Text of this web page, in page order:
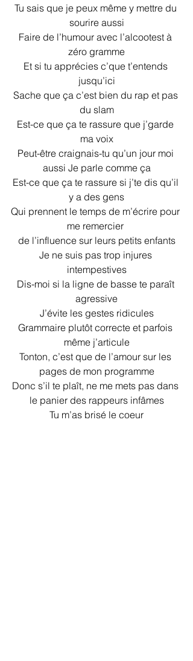
Tu sais que je peux même y mettre du
sourire aussi
Faire de l’humour avec l’alcootest à
zéro gramme
Et si tu apprécies c’que t’entends
jusqu’ici
Sache que ça c’est bien du rap et pas
du slam
Est-ce que ça te rassure que j’garde
ma voix
Peut-être craignais-tu qu’un jour moi
aussi Je parle comme ça
Est-ce que ça te rassure si j’te dis qu’il
y a des gens
Qui prennent le temps de m’écrire pour
me remercier
de l’influence sur leurs petits enfants
Je ne suis pas trop injures
intempestives
Dis-moi si la ligne de basse te paraît
agressive
J’évite les gestes ridicules
Grammaire plutôt correcte et parfois
même j’articule
Tonton, c’est que de l’amour sur les
pages de mon programme
Donc s’il te plaît, ne me mets pas dans
le panier des rappeurs infâmes
Tu m’as brisé le coeur